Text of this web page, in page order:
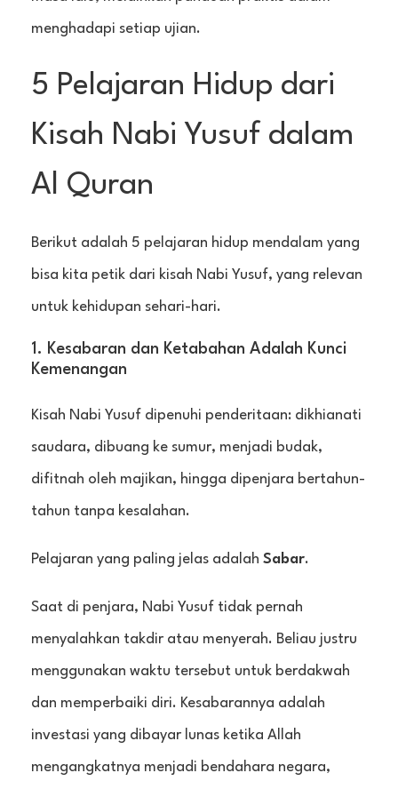
menghadapi setiap ujian.
5 Pelajaran Hidup dari
Kisah Nabi Yusuf dalam
Al Quran
Berikut adalah 5 pelajaran hidup mendalam yang
bisa kita petik dari kisah Nabi Yusuf, yang relevan
untuk kehidupan sehari-hari.
1. Kesabaran dan Ketabahan Adalah Kunci
Kemenangan
Kisah Nabi Yusuf dipenuhi penderitaan: dikhianati
saudara, dibuang ke sumur, menjadi budak,
difitnah oleh majikan, hingga dipenjara bertahun-
tahun tanpa kesalahan.
Pelajaran yang paling jelas adalah Sabar.
Saat di penjara, Nabi Yusuf tidak pernah
menyalahkan takdir atau menyerah. Beliau justru
menggunakan waktu tersebut untuk berdakwah
dan memperbaiki diri. Kesabarannya adalah
investasi yang dibayar lunas ketika Allah
mengangkatnya menjadi bendahara negara,